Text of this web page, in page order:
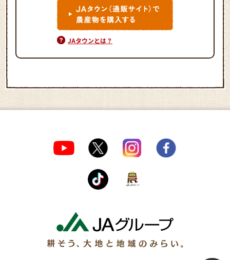
JAタウンとは？